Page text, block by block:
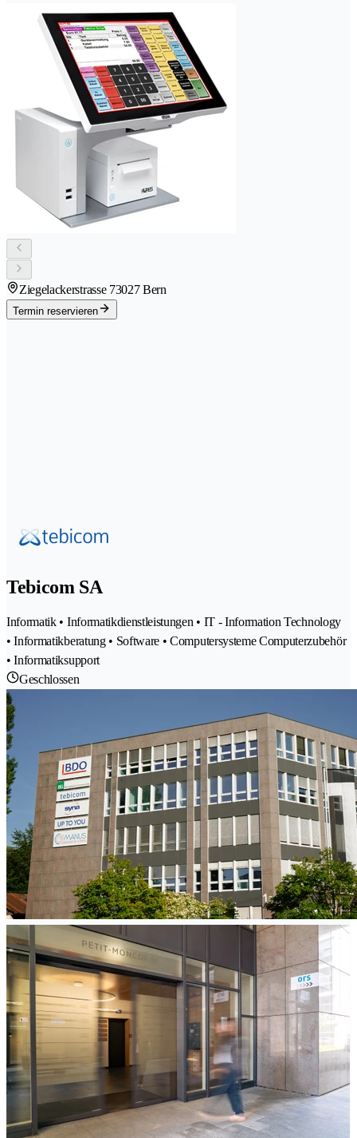
Ziegelackerstrasse 73027 Bern
Termin reservieren
Tebicom SA
Informatik • Informatikdienstleistungen • IT - Information Technology
• Informatikberatung • Software • Computersysteme Computerzubehör
• Informatiksupport
Geschlossen